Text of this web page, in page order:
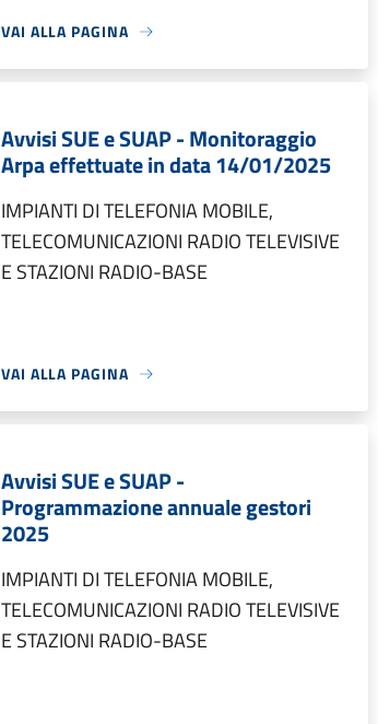
VAI ALLA PAGINA
Avvisi SUE e SUAP - Monitoraggio
Arpa effettuate in data 14/01/2025
IMPIANTI DI TELEFONIA MOBILE,
TELECOMUNICAZIONI RADIO TELEVISIVE
E STAZIONI RADIO-BASE
VAI ALLA PAGINA
Avvisi SUE e SUAP -
Programmazione annuale gestori
2025
IMPIANTI DI TELEFONIA MOBILE,
TELECOMUNICAZIONI RADIO TELEVISIVE
E STAZIONI RADIO-BASE